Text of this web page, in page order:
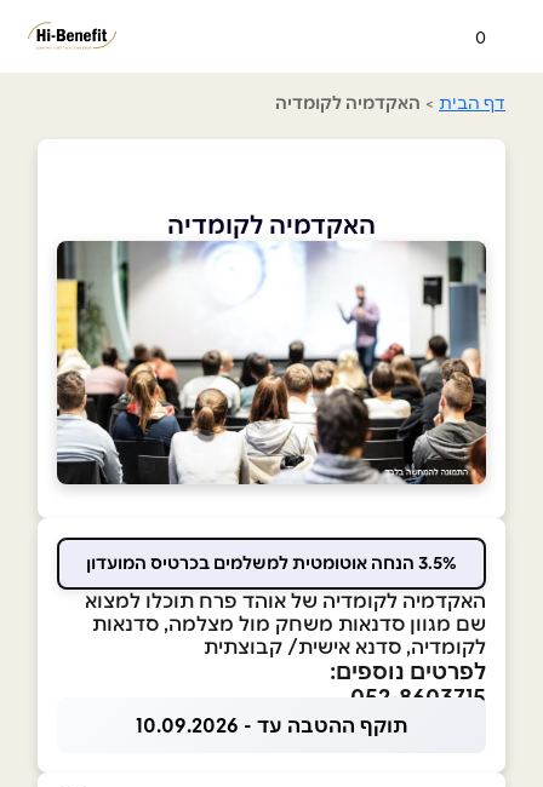
0
דף הבית > האקדמיה לקומדיה
האקדמיה לקומדיה
3.5% הנחה אוטומטית למשלמים בכרטיס המועדון
האקדמיה לקומדיה של אוהד פרח תוכלו למצוא
שם מגוון סדנאות משחק מול מצלמה, סדנאות
לקומדיה, סדנא אישית/ קבוצתית
לפרטים נוספים:
052-8603715
תוקף ההטבה עד - 10.09.2026